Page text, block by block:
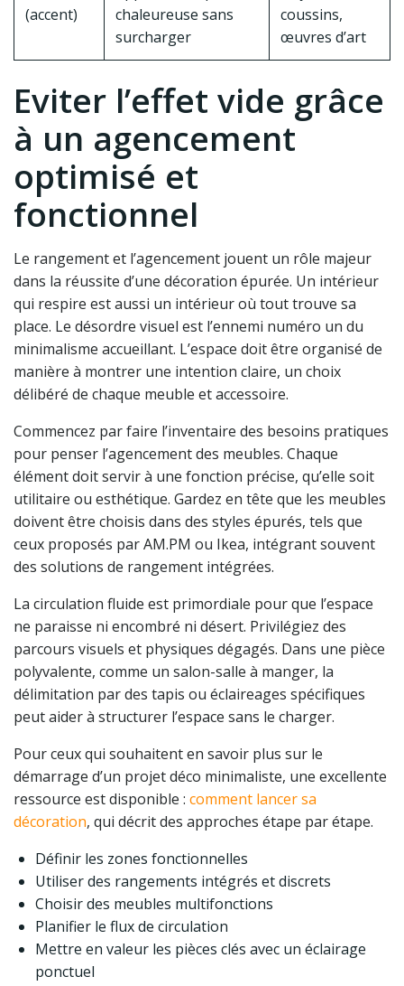
(accent)
chaleureuse sans
surcharger
coussins,
œuvres d’art
Eviter l’effet vide grâce
à un agencement
optimisé et
fonctionnel
Le rangement et l’agencement jouent un rôle majeur
dans la réussite d’une décoration épurée. Un intérieur
qui respire est aussi un intérieur où tout trouve sa
place. Le désordre visuel est l’ennemi numéro un du
minimalisme accueillant. L’espace doit être organisé de
manière à montrer une intention claire, un choix
délibéré de chaque meuble et accessoire.
Commencez par faire l’inventaire des besoins pratiques
pour penser l’agencement des meubles. Chaque
élément doit servir à une fonction précise, qu’elle soit
utilitaire ou esthétique. Gardez en tête que les meubles
doivent être choisis dans des styles épurés, tels que
ceux proposés par AM.PM ou Ikea, intégrant souvent
des solutions de rangement intégrées.
La circulation fluide est primordiale pour que l’espace
ne paraisse ni encombré ni désert. Privilégiez des
parcours visuels et physiques dégagés. Dans une pièce
polyvalente, comme un salon-salle à manger, la
délimitation par des tapis ou éclaireages spécifiques
peut aider à structurer l’espace sans le charger.
Pour ceux qui souhaitent en savoir plus sur le
démarrage d’un projet déco minimaliste, une excellente
ressource est disponible : comment lancer sa
décoration, qui décrit des approches étape par étape.
Définir les zones fonctionnelles
Utiliser des rangements intégrés et discrets
Choisir des meubles multifonctions
Planifier le flux de circulation
Mettre en valeur les pièces clés avec un éclairage
ponctuel